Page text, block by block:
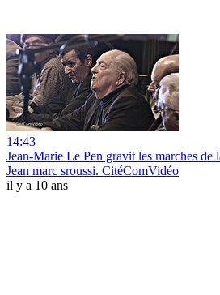
14:43
Jean-Marie Le Pen gravit les marches de
Jean marc sroussi. CitéComVidéo
il y a 10 ans